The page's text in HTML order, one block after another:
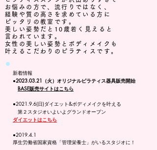
お悩みの方で、流行りではなく、
経験や質の高さを求めている方に
ピッタリの教室です。
美しい姿勢だと10歳若く見えると
言われています。
女性の美しい姿勢とボディメイクも
叶えるこだわりのピラティスです。
新着情報​
●2023.03.21（火）オリジナルピラティス器具販売開始
BASE販売サイトはこちら
●2021.9.6(日)ダイエット&ボディメイクを叶える
第２スタジオいよいよグランドオープン
ダイエットはこちら
​●2019.4.1
厚生労働省国家資格「管理栄養士」がいるスタジオに！